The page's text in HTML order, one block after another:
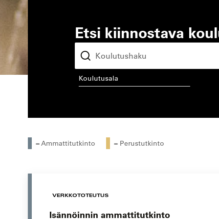
Etsi kiinnostava
koulutusala
= Ammattitutkinto = Perustutkinto
VERKKOTOTEUTUS
Isännöinnin ammattitutkinto